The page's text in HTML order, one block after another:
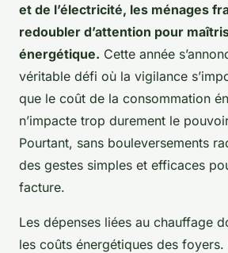
et de l’électricité, les ménages
redoubler d’attention pour
énergétique. Cette année
véritable défi où la vigilance
que le coût de la consommation
n’impacte trop durement le
Pourtant, sans bouleversements
des gestes simples et efficaces
facture.
Les dépenses liées au chauffage
les coûts énergétiques des